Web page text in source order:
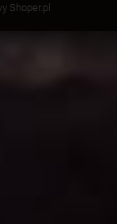
Shoper.pl